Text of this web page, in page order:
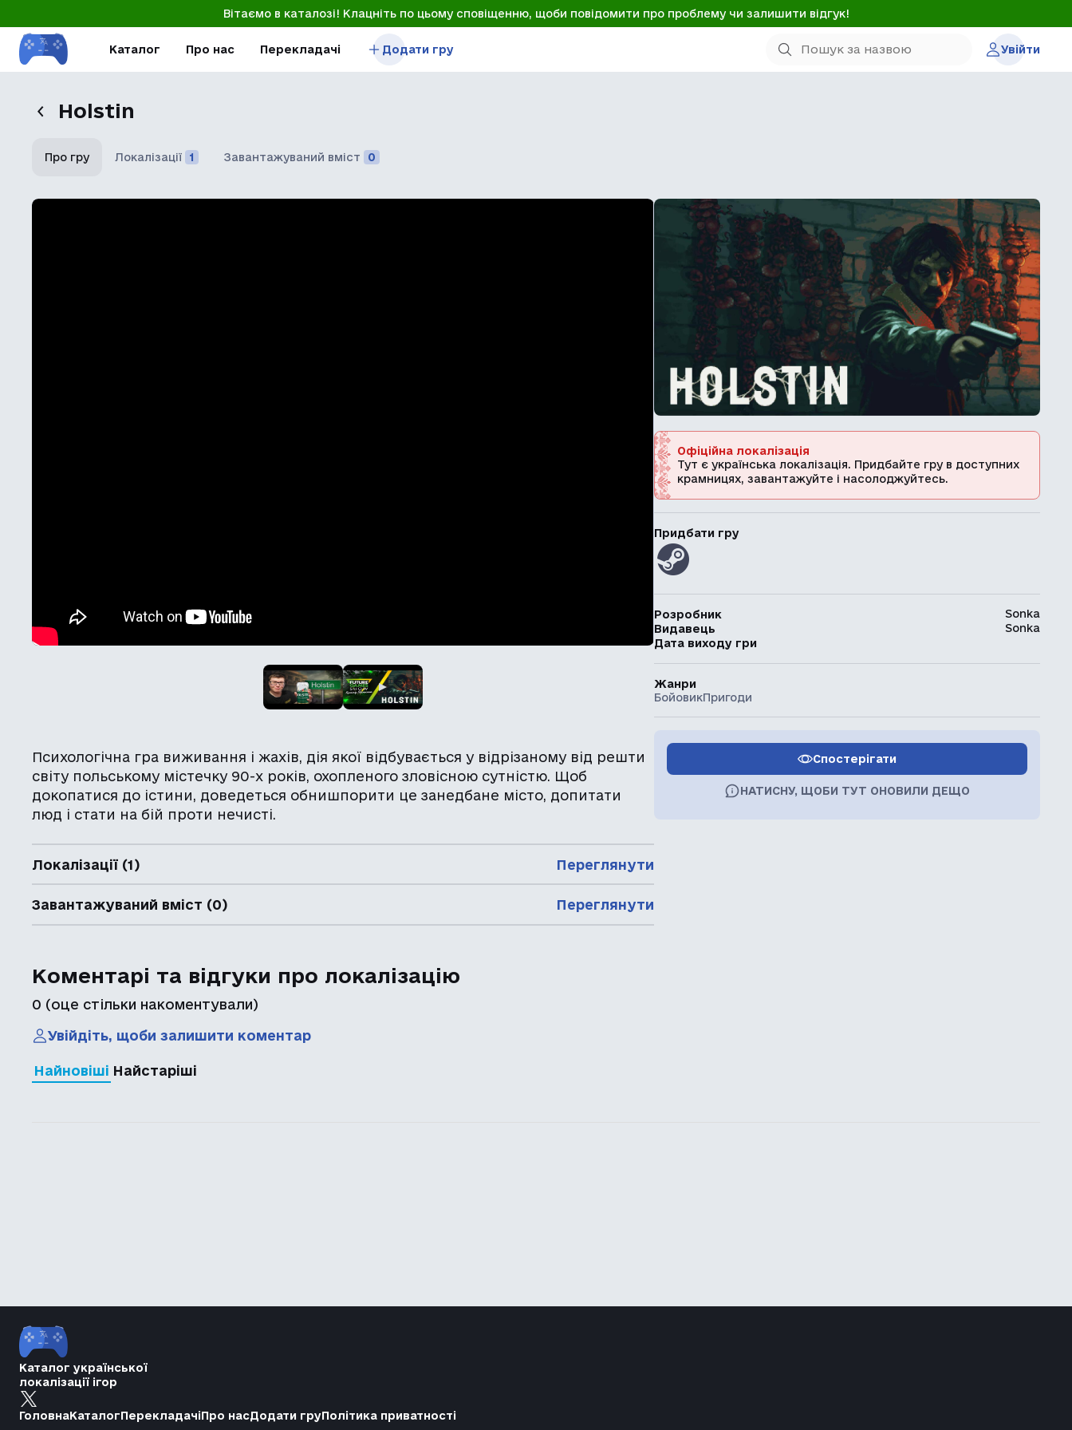
Вітаємо в каталозі! Клацніть по цьому сповіщенню, щоби повідомити про проблему чи залишити відгук!
Каталог Про нас Перекладачі Додати гру Увійти
Holstin
Про гру Локалізації 1 Завантажуваний вміст 0
Психологічна гра виживання і жахів, дія якої відбувається у відрізаному від решти
світу польському містечку 90-х років, охопленого зловісною сутністю. Щоб
докопатися до істини, доведеться обнишпорити це занедбане місто, допитати
люд і стати на бій проти нечисті.
Локалізації (1) Переглянути
Завантажуваний вміст (0) Переглянути
Коментарі та відгуки про локалізацію
0 (оце стільки накоментували)
Увійдіть, щоби залишити коментар
Найновіші Найстаріші
Офіційна локалізація
Тут є українська локалізація. Придбайте гру в доступних
крамницях, завантажуйте і насолоджуйтесь.
Придбати гру
Розробник
Sonka
Видавець
Sonka
Дата виходу гри
Жанри
БойовикПригоди
Спостерігати
НАТИСНУ, ЩОБИ ТУТ ОНОВИЛИ ДЕЩО
Каталог української
локалізації ігор
ГоловнаКаталогПерекладачіПро насДодати груПолітика приватності